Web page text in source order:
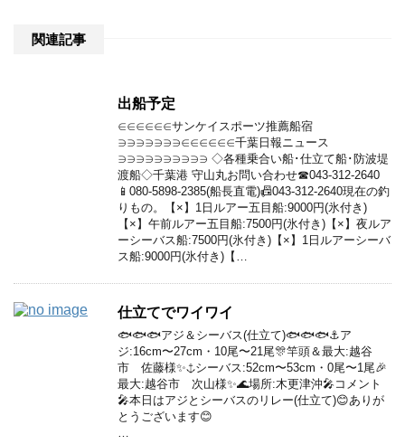
関連記事
出船予定
∈∈∈∈∈∈サンケイスポーツ推薦船宿
∋∋∋∋∋∋∋∈∈∈∈∈∈千葉日報ニュース
∋∋∋∋∋∋∋∋∋∋ ◇各種乗合い船･仕立て船･防波堤
渡船◇千葉港 守山丸お問い合わせ☎043-312-2640
📱080-5898-2385(船長直電)📠043-312-2640現在の釣
りもの。【×】1日ルアー五目船:9000円(氷付き)
【×】午前ルアー五目船:7500円(氷付き)【×】夜ルア
ーシーバス船:7500円(氷付き)【×】1日ルアーシーバ
ス船:9000円(氷付き)【…
仕立てでワイワイ
🐟🐟🐟アジ＆シーバス(仕立て)🐟🐟🐟⚓️ア
ジ:16cm〜27cm・10尾〜21尾🎊竿頭＆最大:越谷
市 佐藤様✨⚓️シーバス:52cm〜53cm・0尾〜1尾🎉
最大:越谷市 次山様✨🌊場所:木更津沖🎤コメント
🎤本日はアジとシーバスのリレー(仕立て)😊ありが
とうございます😊